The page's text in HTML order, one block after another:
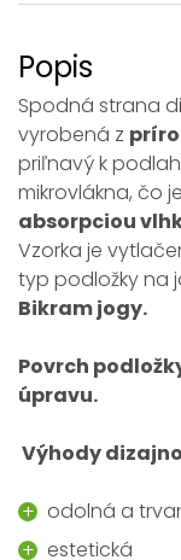
Popis
Spodná strana
vyrobená z
priľnavý k
mikrovlákna, čo
absorpciou
Vzorka je
typ podložky na
Bikram jogy.
Povrch
úpravu.
Výhody
odolná a
estetická